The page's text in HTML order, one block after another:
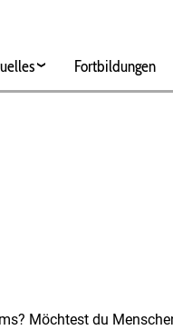
Fortbildungen
Möchtest du